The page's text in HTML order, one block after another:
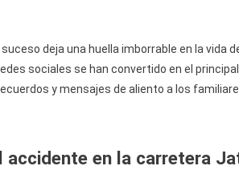
deja una huella imborrable en la vida
sociales se han convertido en el
y mensajes de aliento a los
en la carretera